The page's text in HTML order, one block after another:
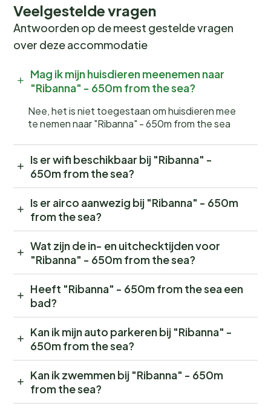
Veelgestelde vragen
Antwoorden op de meest gestelde vragen
over deze accommodatie
Mag ik mijn huisdieren meenemen naar
"Ribanna" - 650m from the sea?
Nee, het is niet toegestaan om huisdieren mee
te nemen naar "Ribanna" - 650m from the sea
Is er wifi beschikbaar bij "Ribanna" -
650m from the sea?
Is er airco aanwezig bij "Ribanna" - 650m
from the sea?
Wat zijn de in- en uitchecktijden voor
"Ribanna" - 650m from the sea?
Heeft "Ribanna" - 650m from the sea een
bad?
Kan ik mijn auto parkeren bij "Ribanna" -
650m from the sea?
Kan ik zwemmen bij "Ribanna" - 650m
from the sea?